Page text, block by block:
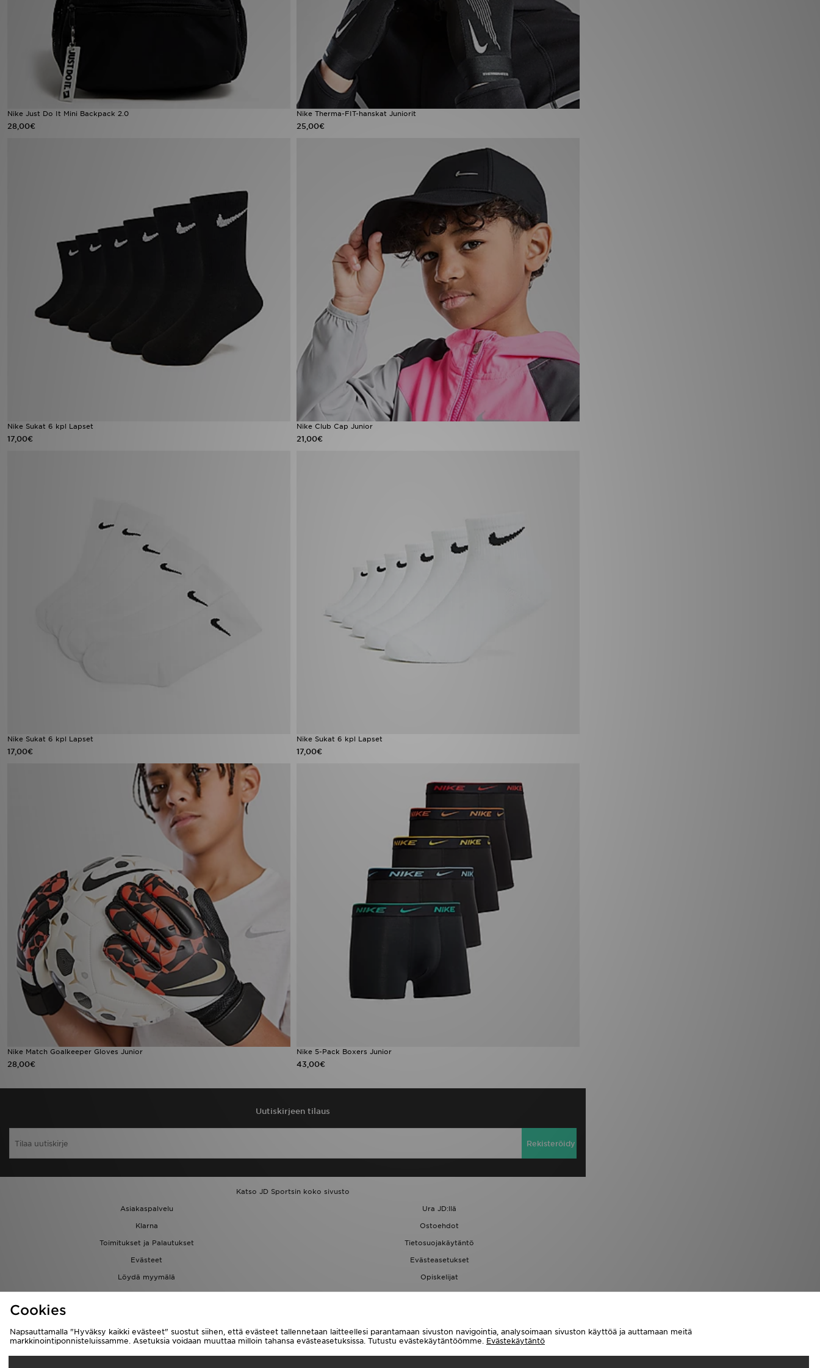
Nike Just Do It Mini Backpack 2.0
28,00€
Nike Therma-FIT-hanskat Juniorit
25,00€
Nike Sukat 6 kpl Lapset
17,00€
Nike Club Cap Junior
21,00€
Nike Sukat 6 kpl Lapset
17,00€
Nike Sukat 6 kpl Lapset
17,00€
Nike Match Goalkeeper Gloves Junior
28,00€
Nike 5-Pack Boxers Junior
43,00€
Uutiskirjeen tilaus
Rekisteröidy
Katso JD Sportsin koko sivusto
Asiakaspalvelu
Ura JD:llä
Klarna
Ostoehdot
Toimitukset ja Palautukset
Tietosuojakäytäntö
Evästeet
Evästeasetukset
Löydä myymälä
Opiskelijat
Kumppanuusohjelma
JD Blog
Toimitetaan
Lataa JD-sovellus
Minun viestini
Cookies
Napsauttamalla "Hyväksy kaikki evästeet" suostut siihen, että evästeet tallennetaan laitteellesi parantamaan sivuston navigointia, analysoimaan sivuston käyttöä ja auttamaan meitä
markkinointiponnisteluissamme. Asetuksia voidaan muuttaa milloin tahansa evästeasetuksissa. Tutustu evästekäytäntöömme. Evästekäytäntö